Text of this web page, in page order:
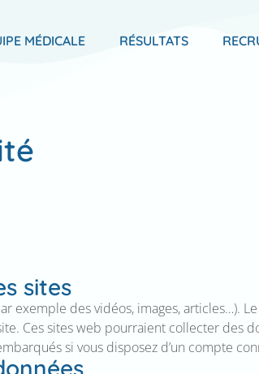
MÉDICALE RÉSULTATS
sites
exemple des vidéos, images, articles…).
Ces sites web pourraient collecter des
si vous disposez d’un compte